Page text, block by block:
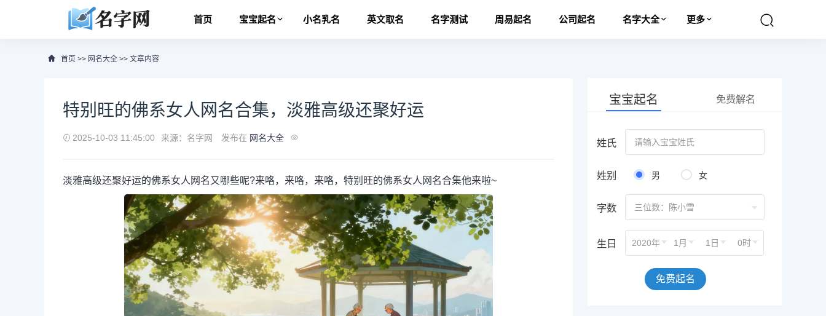
首页 宝宝起名 小名乳名 英文取名 名字测试 周易起名 公司起名 名字大全 更多
首页 >> 网名大全 >> 文章内容
特别旺的佛系女人网名合集，淡雅高级还聚好运
2025-10-03 11:45:00 来源：名字网 发布在 网名大全
淡雅高级还聚好运的佛系女人网名又哪些呢?来咯，来咯，来咯，特别旺的佛系女人网名合集他来啦~
宝宝起名 免费解名
姓氏
姓别 男 女
字数 三位数：陈小雪
生日 2020年 1月 1日 0时
免费起名